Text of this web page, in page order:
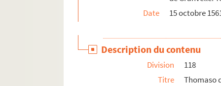
Ms Granvelle 102. Supplément aux lettres
Date
15 octobre
Description du contenu
Division
118
Titre
Thomaso